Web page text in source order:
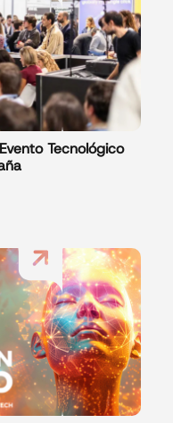
Tecnológico